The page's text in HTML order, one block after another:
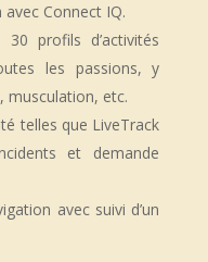
Connect IQ.
profils d’activités
les passions, y
musculation, etc.
telles que LiveTrack
et demande
avec suivi d’un